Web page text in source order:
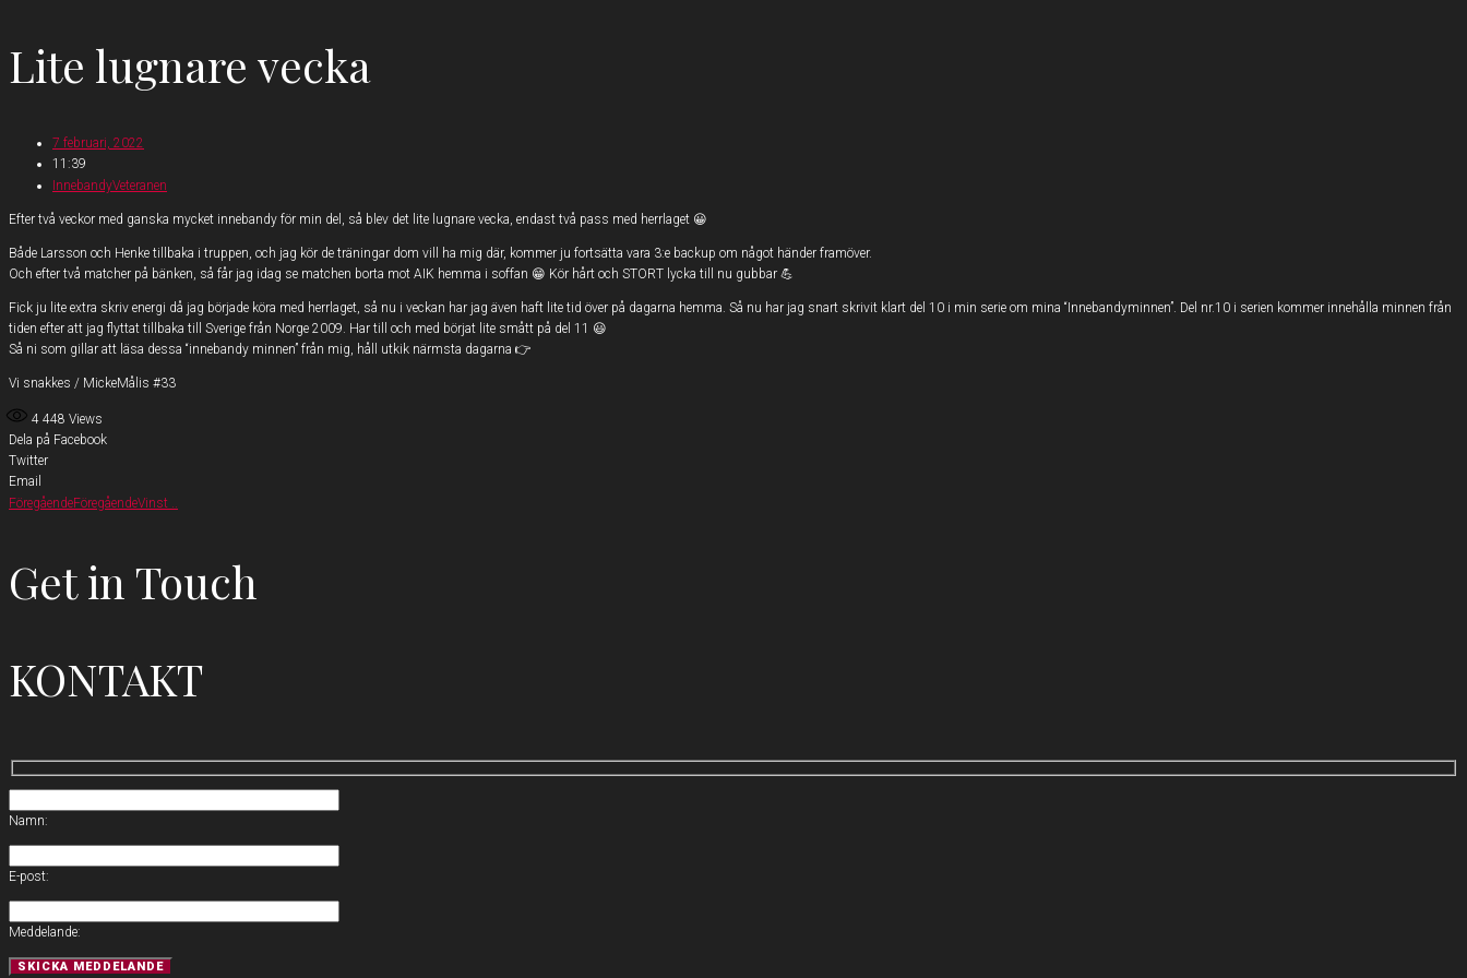
Lite lugnare vecka
7 februari, 2022
11:39
InnebandyVeteranen
Efter två veckor med ganska mycket innebandy för min del, så blev det lite lugnare vecka, endast två pass med herrlaget 😀
Både Larsson och Henke tillbaka i truppen, och jag kör de träningar dom vill ha mig där, kommer ju fortsätta vara 3:e backup om något händer framöver.
Och efter två matcher på bänken, så får jag idag se matchen borta mot AIK hemma i soffan 😁 Kör hårt och STORT lycka till nu gubbar 💪
Fick ju lite extra skriv energi då jag började köra med herrlaget, så nu i veckan har jag även haft lite tid över på dagarna hemma. Så nu har jag snart skrivit klart del 10 i min serie om mina “Innebandyminnen”. Del nr.10 i serien kommer innehålla minnen från
tiden efter att jag flyttat tillbaka till Sverige från Norge 2009. Har till och med börjat lite smått på del 11 😃
Så ni som gillar att läsa dessa “innebandy minnen” från mig, håll utkik närmsta dagarna 👉
Vi snakkes / MickeMålis #33
4 448 Views
Dela på Facebook
Twitter
Email
FöregåendeFöregåendeVinst ..
Get in Touch
KONTAKT
Namn:
E-post:
Meddelande: